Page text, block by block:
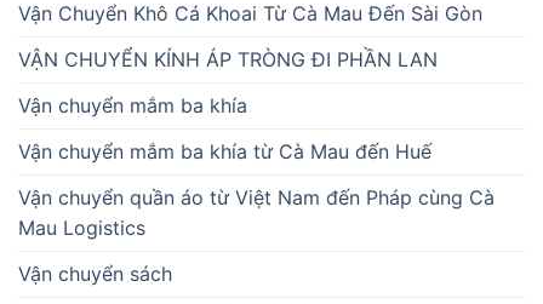
Vận Chuyển Khô Cá Khoai Từ Cà Mau Đến Sài Gòn
VẬN CHUYỂN KÍNH ÁP TRÒNG ĐI PHẦN LAN
Vận chuyển mắm ba khía
Vận chuyển mắm ba khía từ Cà Mau đến Huế
Vận chuyển quần áo từ Việt Nam đến Pháp cùng Cà
Mau Logistics
Vận chuyển sách